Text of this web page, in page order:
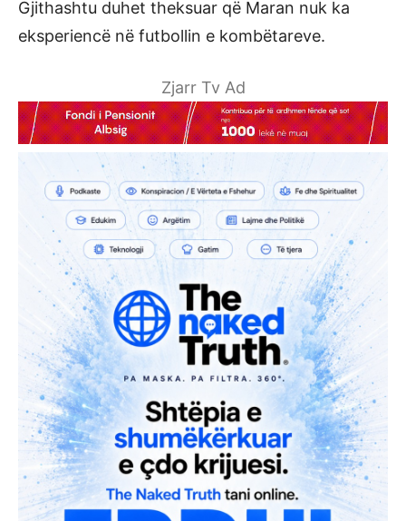
Gjithashtu duhet theksuar që Maran nuk ka
eksperiencë në futbollin e kombëtareve.
Zjarr Tv Ad